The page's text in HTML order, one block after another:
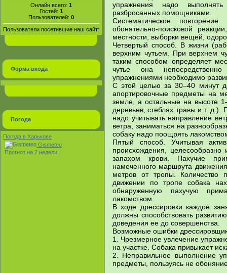
Онлайн всего: 1
Гостей: 1
Пользователей: 0
Пользователи посетившие наш сайт:
Форма входа
Погода
Погода в Харькове
Gismeteo
Прогноз на 2 недели
упражнения надо
разбросанных помощниками.
Систематическое
обонятельно-поисковой
местности, выборки вещей,
Четвертый способ. В жизни
верхним чутьем. При верхнем
таким способом определяет
чутье она
упражнениями необходимо
С этой целью за 30–40 минут
апортировочные предметы на
земле, а остальные на высоте
деревьев, стеблях травы и т.
надо учитывать направление
ветра, заниматься на
собаку надо поощрять
Пятый способ. Учитывая
происхождения,
запахом крови. Пахучие
намеченного маршрута
метров от тропы. Количество
движении по тропе собака
обнаруженную пахучую
лакомством.
В ходе дрессировки каждое
должны способствовать
доведения ее до совершенства.
Возможные ошибки
1. Чрезмерное увлечение
на участке. Собака привыкает
2. Неправильное выполнение
предметы, пользуясь не